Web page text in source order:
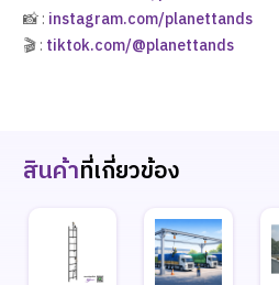
📸 : instagram.com/planettands
🎬 : tiktok.com/@planettands
สินค้าที่เกี่ยวข้อง